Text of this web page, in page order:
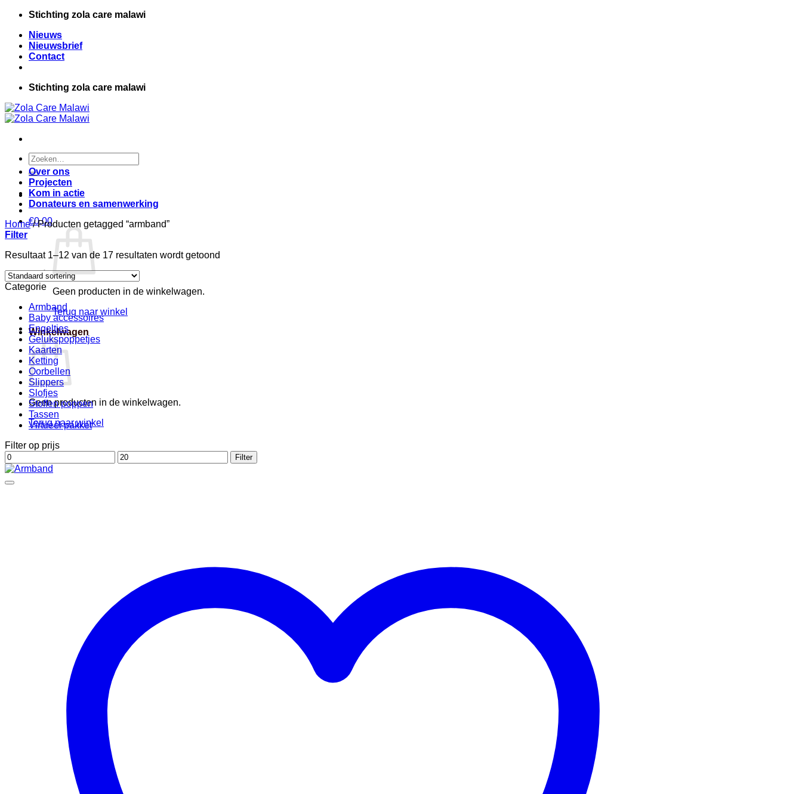
inhoud
Stichting zola care malawi
Nieuws
Nieuwsbrief
Contact
Stichting zola care malawi
Zoeken
naar:
€0,00
Geen producten in de winkelwagen.
Terug naar winkel
Winkelwagen
Geen producten in de winkelwagen.
Terug naar winkel
Over ons
Projecten
Kom in actie
Donateurs en samenwerking
Home /Producten getagged “armband”
Filter
Resultaat 1–12 van de 17 resultaten wordt getoond
Categorie
Armband
Baby accessoires
Engeltjes
Gelukspoppetjes
Kaarten
Ketting
Oorbellen
Slippers
Slofjes
Stoffen poppen
Tassen
Virtueel pakket
Filter op prijs
Min.
prijs
Max.
prijs
Filter